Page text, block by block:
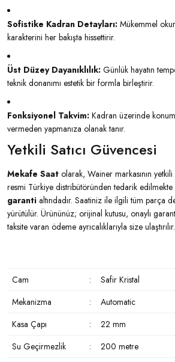
Sofistike Kadran Detayları: Mükemmel
karakterini her bakışta hissettirir.
Üst Düzey Dayanıklılık: Günlük hayatın
teknik donanımı estetik bir formla birleştirir.
Fonksiyonel Takvim: Kadran üzerinde
vermeden yapmanıza olanak tanır.
Yetkili Satıcı Güvencesi
Mekafe Saat olarak, Wainer markasının yetkili
resmi Türkiye distribütöründen tedarik edilmekte
garanti altındadır. Saatiniz ile ilgili tüm parça
yürütülür. Ürününüz; orijinal kutusu, onaylı
taksite varan ödeme ayrıcalıklarıyla size ulaştırılır.
Cam :
Safir Kristal
Mekanizma
:
Automatic
Kasa Çapı
:
22 mm
Su Geçirmezlik
:
200 metre